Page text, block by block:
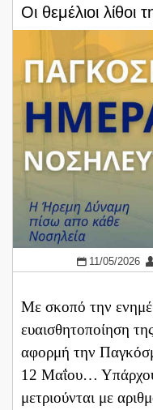
Οι θεμέλιοι λίθοι
11/05/2026
Με σκοπό την
ευαισθητοποίηση
αφορμή την
12 Μαΐου…
μετριούνται με